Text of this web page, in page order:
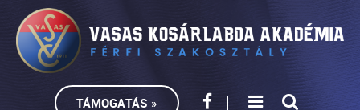
TÁMOGATÁS »